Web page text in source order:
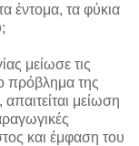
έντομα, τα φύκια
μείωσε τις
πρόβλημα της
μείωση
και έμφαση του